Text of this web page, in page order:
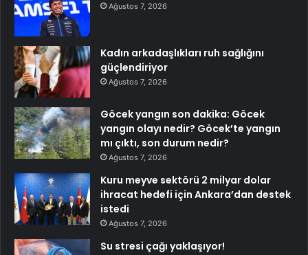
Ağustos 7, 2026
Kadın arkadaşlıkları ruh sağlığını
güçlendiriyor
Ağustos 7, 2026
Göcek yangın son dakika: Göcek
yangın olayı nedir? Göcek’te yangın
mı çıktı, son durum nedir?
Ağustos 7, 2026
Kuru meyve sektörü 2 milyar dolar
ihracat hedefi için Ankara’dan destek
istedi
Ağustos 7, 2026
Su stresi çağı yaklaşıyor!